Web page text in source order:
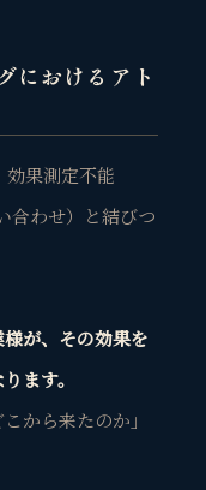
におけるアト
果測定不能
合わせ）と結びつ
が、その効果を
ます。
から来たのか」